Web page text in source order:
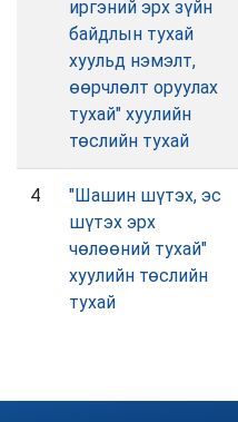
иргэний эрх зүйн
байдлын тухай
хуульд нэмэлт,
өөрчлөлт оруулах
тухай" хуулийн
төслийн тухай
4
"Шашин шүтэх, эс
шүтэх эрх
чөлөөний тухай"
хуулийн төслийн
тухай